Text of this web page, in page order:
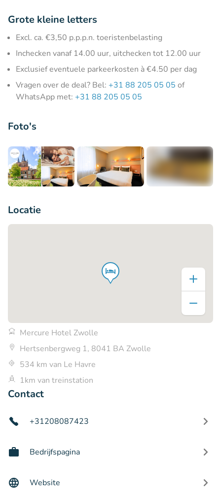
Grote kleine letters
Excl. ca. €3,50 p.p.p.n. toeristenbelasting
Inchecken vanaf 14.00 uur, uitchecken tot 12.00 uur
Exclusief eventuele parkeerkosten à €4.50 per dag
Vragen over de deal? Bel: +31 88 205 05 05 of
WhatsApp met: +31 88 205 05 05
Foto's
Locatie
Mercure Hotel Zwolle
Hertsenbergweg 1, 8041 BA Zwolle
534 km van Le Havre
1km van treinstation
Contact
+31208087423
Bedrijfspagina
Website